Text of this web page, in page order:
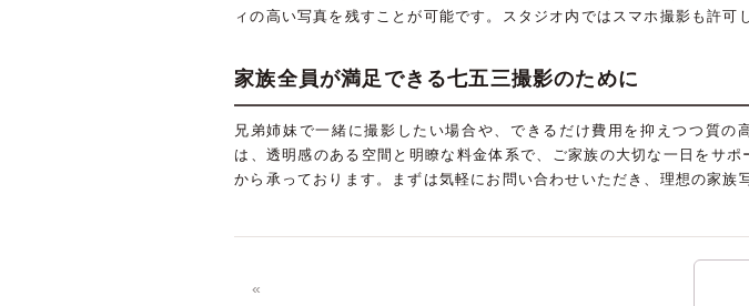
ィの高い写真を残すことが可能です。スタジオ内ではスマホ撮影も許可
家族全員が満足できる七五三撮影のために
兄弟姉妹で一緒に撮影したい場合や、できるだけ費用を抑えつつ質
は、透明感のある空間と明瞭な料金体系で、ご家族の大切な一日をサ
から承っております。まずは気軽にお問い合わせいただき、理想の家族
«